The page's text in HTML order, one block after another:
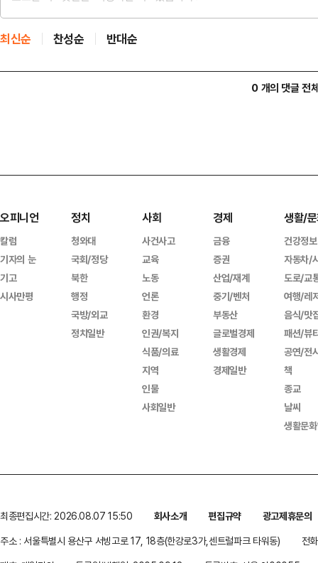
최신순 찬성순 반대순
0 개의 댓글 전
오피니언
칼럼
기자의 눈
기고
시사만평
정치
청와대
국회/정당
북한
행정
국방/외교
정치일반
사회
사건사고
교육
노동
언론
환경
인권/복지
식품/의료
지역
인물
사회일반
경제
금융
증권
산업/재계
중기/벤처
부동산
글로벌경제
생활경제
경제일반
생활/
건강정보
자동차/
도로/교
여행/레
음식/맛
패션/뷰
공연/전
책
종교
날씨
생활문
최종편집시간: 2026.08.07 15:50 회사소개 편집규약
광고제휴문의
주소 : 서울특별시 용산구 서빙고로 17, 18층(한강로3가,센트럴파크 타워동)
전